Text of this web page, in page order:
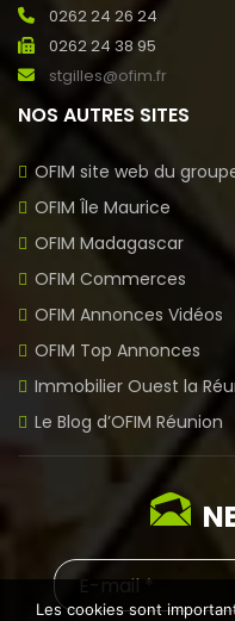
0262 24 26 24
0262 24 38 95
stgilles@ofim.fr
NOS AUTRES SITES
OFIM site web du
OFIM Île Maurice
OFIM Madagascar
OFIM Commerces
OFIM Annonces Vidéos
OFIM Top Annonces
Immobilier Ouest la
Le Blog d’OFIM Réunion
Les cookies sont